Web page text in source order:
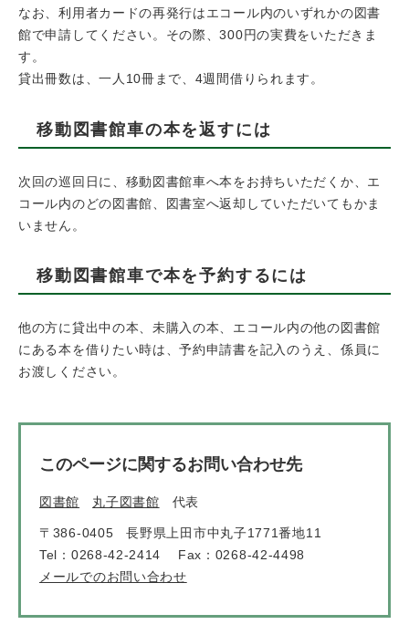
なお、利用者カードの再発行はエコール内のいずれかの図書
館で申請してください。その際、300円の実費をいただきま
す。
貸出冊数は、一人10冊まで、4週間借りられます。
移動図書館車の本を返すには
次回の巡回日に、移動図書館車へ本をお持ちいただくか、エ
コール内のどの図書館、図書室へ返却していただいてもかま
いません。
移動図書館車で本を予約するには
他の方に貸出中の本、未購入の本、エコール内の他の図書館
にある本を借りたい時は、予約申請書を記入のうえ、係員に
お渡しください。
このページに関するお問い合わせ先
図書館 丸子図書館 代表
〒386-0405
長野県上田市中丸子1771番地11
Tel：0268-42-2414
Fax：0268-42-4498
メールでのお問い合わせ